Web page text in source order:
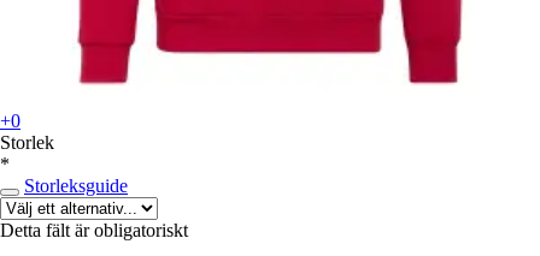
+0
Storlek
*
Storleksguide
Detta fält är obligatoriskt